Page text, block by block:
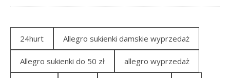
24hurt Allegro sukienki damskie wyprzedaż
Allegro sukienki do 50 zł allegro wyprzedaż